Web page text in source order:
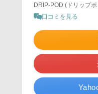
DRIP-POD (ドリップ
口コミを見る